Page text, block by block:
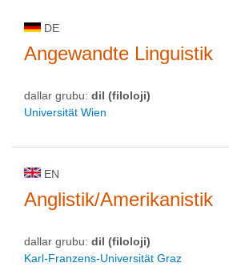
DE
Angewandte Linguistik
dallar grubu: dil (filoloji)
Universität Wien
EN
Anglistik/Amerikanistik
dallar grubu: dil (filoloji)
Karl-Franzens-Universität Graz